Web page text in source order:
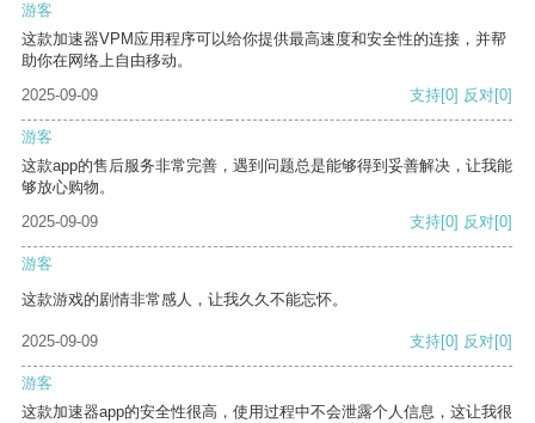
游客
这款加速器VPM应用程序可以给你提供最高速度和安全性的连接，并帮
助你在网络上自由移动。
2025-09-09
支持[0] 反对[0]
游客
这款app的售后服务非常完善，遇到问题总是能够得到妥善解决，让我能
够放心购物。
2025-09-09
支持[0] 反对[0]
游客
这款游戏的剧情非常感人，让我久久不能忘怀。
2025-09-09 支持[0] 反对[0]
游客
这款加速器app的安全性很高，使用过程中不会泄露个人信息，这让我很